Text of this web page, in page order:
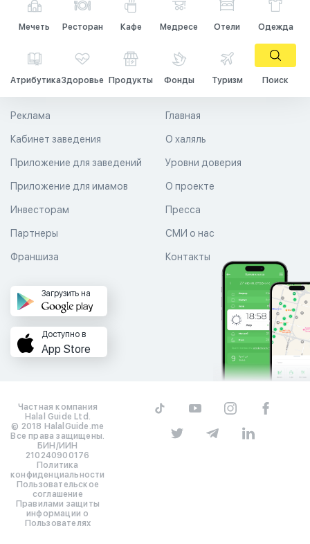
Мечеть Ресторан Кафе Медресе Отели Одежда
АтрибутикаЗдоровье Продукты Фонды Туризм Поиск
Главная
О халяль
Уровни доверия
Реклама
Кабинет заведения
Приложение для заведений
Приложение для имамов О проекте
Пресса
СМИ о нас
Контакты
Инвесторам
Партнеры
Франшиза
Загрузить на
Доступно в
App Store
Частная компания
Halal Guide Ltd.
© 2018 HalalGuide.me
Все права защищены.
БИН/ИИН
210240900176
Политика
конфиденциальности
Пользовательское
соглашение
Правилами защиты
информации о
Пользователях